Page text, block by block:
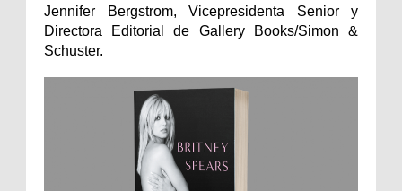
Jennifer Bergstrom, Vicepresidenta Senior y
Directora Editorial de Gallery Books/Simon &
Schuster.